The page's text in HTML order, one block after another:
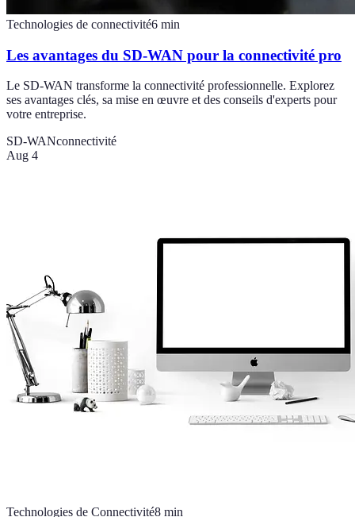
Technologies de connectivité6 min
Les avantages du SD-WAN pour la connectivité pro
Le SD-WAN transforme la connectivité professionnelle. Explorez
ses avantages clés, sa mise en œuvre et des conseils d'experts pour
votre entreprise.
SD-WANconnectivité
Aug 4
Technologies de Connectivité8 min